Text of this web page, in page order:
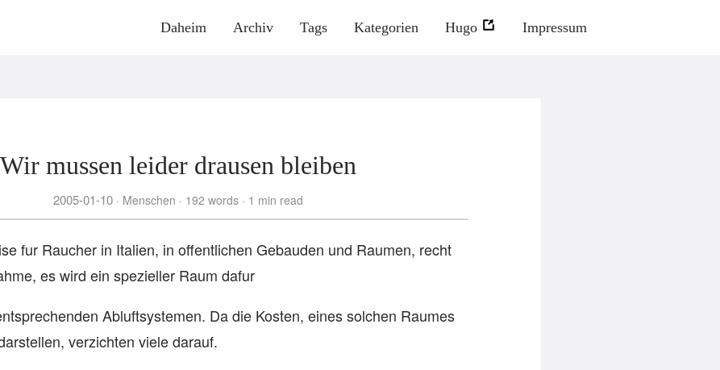
Daheim Archiv Tags Kategorien Hugo Impressum
Wir mussen leider drausen bleiben
2005-01-10 Menschen 192 words 1 min read
fur Raucher in Italien, in offentlichen Gebauden und Raumen, recht
es wird ein spezieller Raum dafur
Abluftsystemen. Da die Kosten, eines solchen Raumes
verzichten viele darauf.